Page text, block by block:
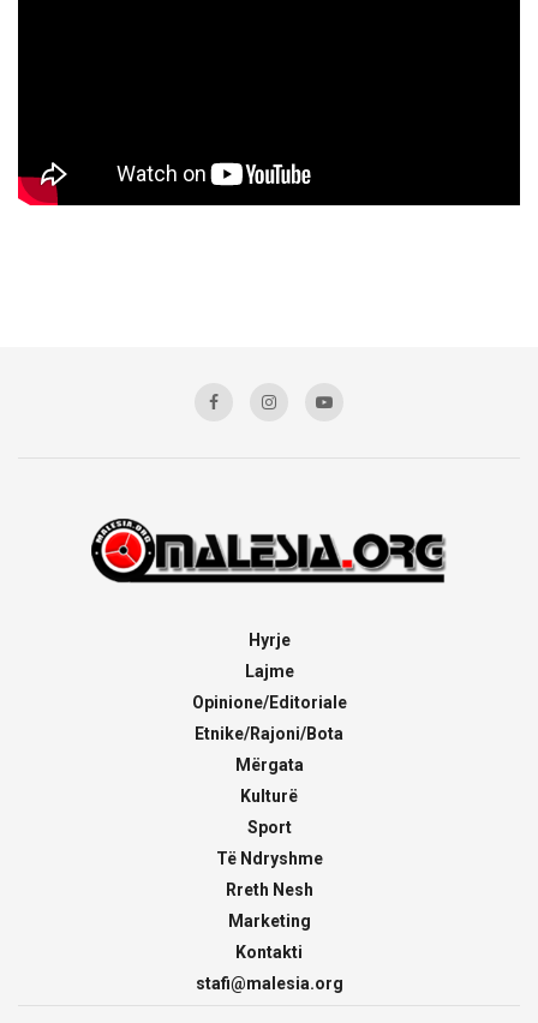
Hyrje
Lajme
Opinione/Editoriale
Etnike/Rajoni/Bota
Mërgata
Kulturë
Sport
Të Ndryshme
Rreth Nesh
Marketing
Kontakti
stafi@malesia.org